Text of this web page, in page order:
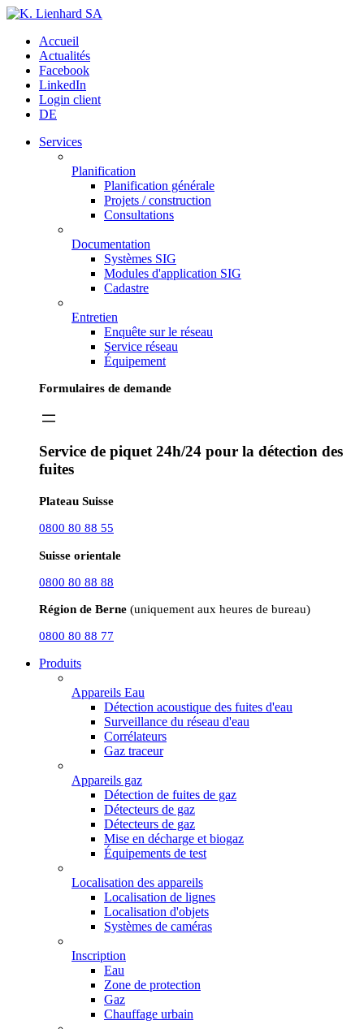
Accueil
Actualités
Facebook
LinkedIn
Login client
DE
Services
Planification
Planification générale
Projets / construction
Consultations
Documentation
Systèmes SIG
Modules d'application SIG
Cadastre
Entretien
Enquête sur le réseau
Service réseau
Équipement
Formulaires de demande
Service de piquet 24h/24 pour la détection des
fuites
Plateau Suisse
0800 80 88 55
Suisse orientale
0800 80 88 88
Région de Berne (uniquement aux heures de bureau)
0800 80 88 77
Produits
Appareils Eau
Détection acoustique des fuites d'eau
Surveillance du réseau d'eau
Corrélateurs
Gaz traceur
Appareils gaz
Détection de fuites de gaz
Détecteurs de gaz
Détecteurs de gaz
Mise en décharge et biogaz
Équipements de test
Localisation des appareils
Localisation de lignes
Localisation d'objets
Systèmes de caméras
Inscription
Eau
Zone de protection
Gaz
Chauffage urbain